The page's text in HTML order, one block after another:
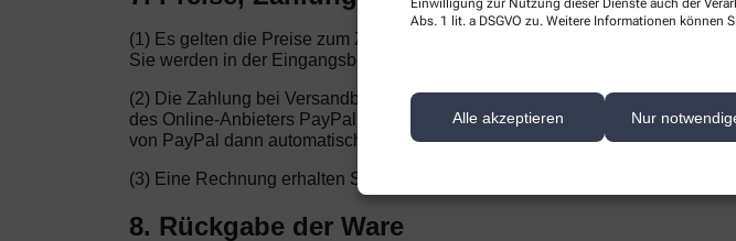
Einwilligung zur Nutzung dieser Dienste auch der
Abs. 1 lit. a DSGVO zu. Weitere Informationen können
Alle akzeptieren Nur
(1) Es gelten die Preise zum Zeitpunkt der Bestellung. Alle Preise sind
Sie werden in der Eingangsbestätigung dokumentiert. Der Kaufpreis ist
(2) Die Zahlung bei Versandbestellungen findet über den
des Online-Anbieters PayPal weitergeleitet. Eine Registrierung bzw.
von PayPal dann automatisch durchgeführt, wenn Bären-Apotheke, Sascha
(3) Eine Rechnung erhalten Sie von der Apotheke vor Ort oder vom
8. Rückgabe der Ware